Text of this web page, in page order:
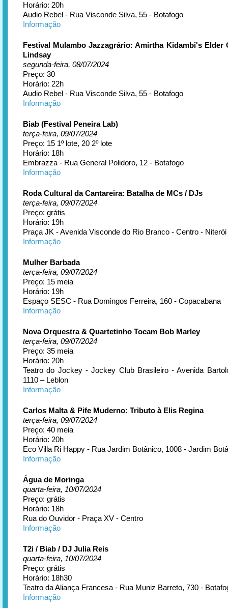
Horário: 20h
Audio Rebel - Rua Visconde Silva, 55 - Botafogo
Informação
Festival Mulambo Jazzagrário: Amirtha Kidambi's Elder
Lindsay
segunda-feira, 08/07/2024
Preço: 30
Horário: 22h
Audio Rebel - Rua Visconde Silva, 55 - Botafogo
Informação
Biab (Festival Peneira Lab)
terça-feira, 09/07/2024
Preço: 15 1º lote, 20 2º lote
Horário: 18h
Embrazza - Rua General Polidoro, 12 - Botafogo
Informação
Roda Cultural da Cantareira: Batalha de MCs / DJs
terça-feira, 09/07/2024
Preço: grátis
Horário: 19h
Praça JK - Avenida Visconde do Rio Branco - Centro - Niterói
Informação
Mulher Barbada
terça-feira, 09/07/2024
Preço: 15 meia
Horário: 19h
Espaço SESC - Rua Domingos Ferreira, 160 - Copacabana
Informação
Nova Orquestra & Quartetinho Tocam Bob Marley
terça-feira, 09/07/2024
Preço: 35 meia
Horário: 20h
Teatro do Jockey - Jockey Club Brasileiro - Avenida
1110 – Leblon
Informação
Carlos Malta & Pife Muderno: Tributo à Elis Regina
terça-feira, 09/07/2024
Preço: 40 meia
Horário: 20h
Eco Villa Ri Happy - Rua Jardim Botânico, 1008 - Jardim
Informação
Água de Moringa
quarta-feira, 10/07/2024
Preço: grátis
Horário: 18h
Rua do Ouvidor - Praça XV - Centro
Informação
T2i / Biab / DJ Julia Reis
quarta-feira, 10/07/2024
Preço: grátis
Horário: 18h30
Teatro da Aliança Francesa - Rua Muniz Barreto, 730 -
Informação